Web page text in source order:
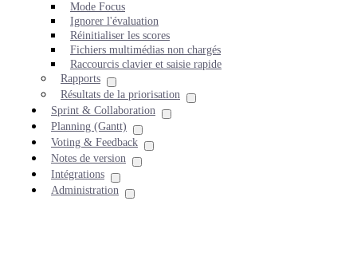
Mode Focus
Ignorer l'évaluation
Réinitialiser les scores
Fichiers multimédias non chargés
Raccourcis clavier et saisie rapide
Rapports
Résultats de la priorisation
Sprint & Collaboration
Planning (Gantt)
Voting & Feedback
Notes de version
Intégrations
Administration